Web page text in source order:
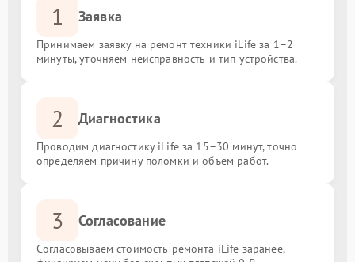
1 Заявка
Принимаем заявку на ремонт техники iLife за 1–2
минуты, уточняем неисправность и тип устройства.
2 Диагностика
Проводим диагностику iLife за 15–30 минут, точно
определяем причину поломки и объём работ.
3 Согласование
Согласовываем стоимость ремонта iLife заранее,